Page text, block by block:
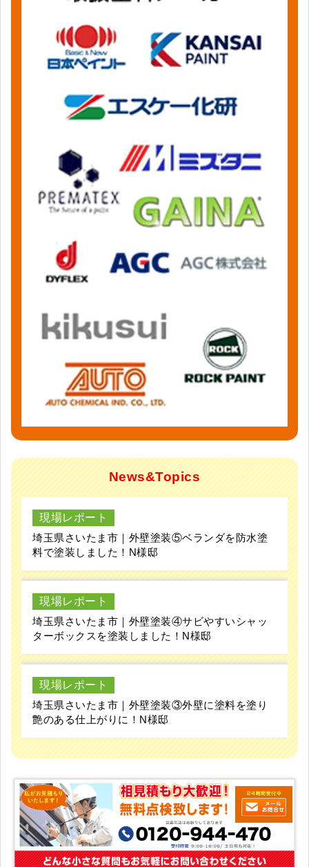
News&Topics
現場レポート
埼玉県さいたま市｜外壁塗装⑤ベランダを防水塗
料で塗装しました！N様邸
現場レポート
埼玉県さいたま市｜外壁塗装④サビやすいシャッ
ターボックスを塗装しました！N様邸
現場レポート
埼玉県さいたま市｜外壁塗装③外壁に塗料を塗り
艶のある仕上がりに！N様邸